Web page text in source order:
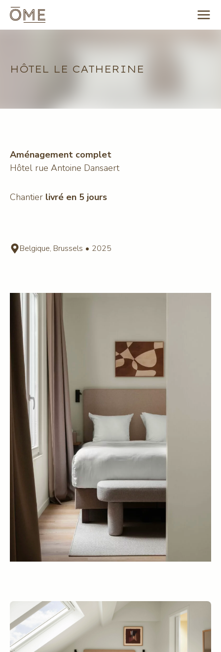
Aller
contenu
HÔTEL LE CATHERINE
Aménagement complet
Hôtel rue Antoine Dansaert
Chantier livré en 5 jours
Belgique, Brussels • 2025